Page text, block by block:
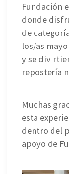
Fundación
donde
de
los/as
y se
repostería
Muchas
esta
dentro del
apoyo de